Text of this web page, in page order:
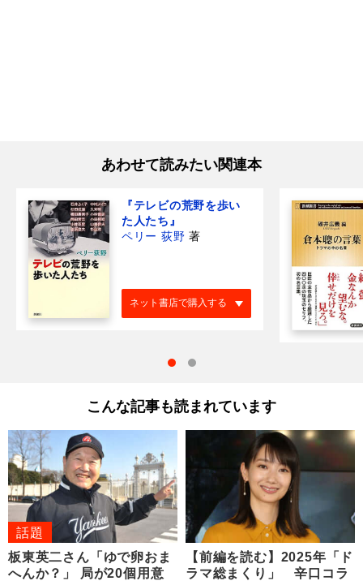
あわせて読みたい関連本
『テレビの荒野を歩い
た人たち』
ペリー 荻野 著
ネット書店で購入する
こんな記事も読まれています
話題
板東英二さん「ゆで卵おま
へんか？」 局が20個用意
【前編を読む】2025年「ド
ラマ総まくり」 辛口コラ